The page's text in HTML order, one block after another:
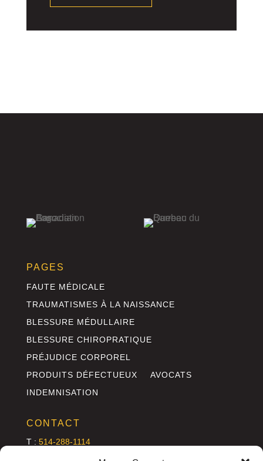
PAGES
FAUTE MÉDICALE
TRAUMATISMES À LA NAISSANCE
BLESSURE MÉDULLAIRE
BLESSURE CHIROPRATIQUE
PRÉJUDICE CORPOREL
PRODUITS DÉFECTUEUX
AVOCATS
INDEMNISATION
CONTACT
T : 514-288-1114
info@annettelefebvre.com